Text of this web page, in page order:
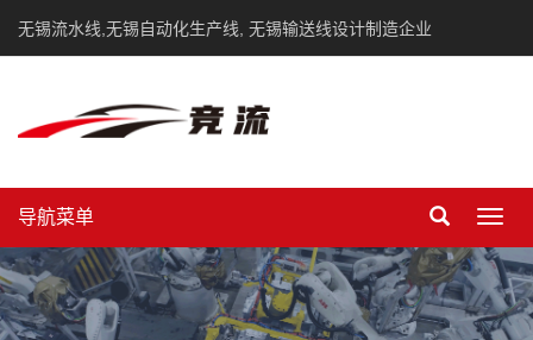
无锡流水线,无锡自动化生产线, 无锡输送线设计制造企业
导航菜单